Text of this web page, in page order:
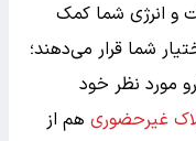
و انرژی شما کمک
شما قرار می‌دهند؛
مورد نظر خود
غیرحضوری هم از